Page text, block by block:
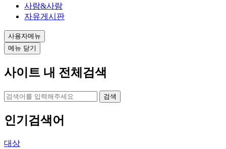
사람&사람
자유게시판
사용자메뉴
메뉴 닫기
사이트 내 전체검색
검색
인기검색어
대상